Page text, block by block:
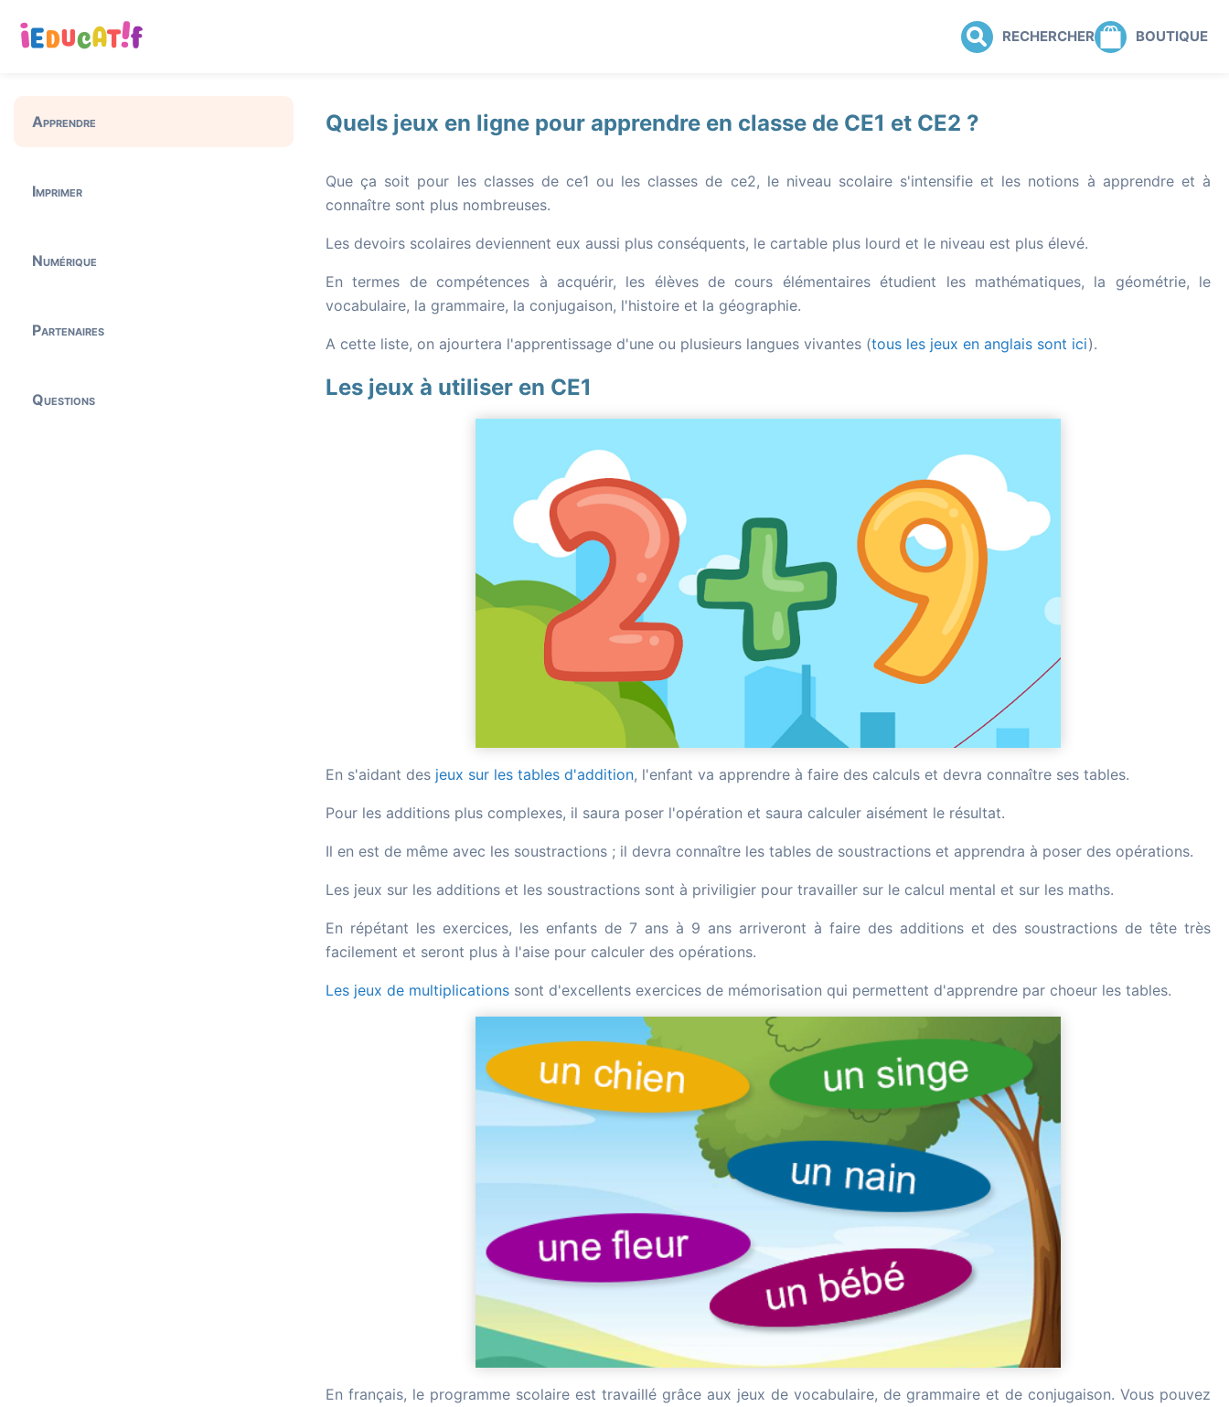
RECHERCHER BOUTIQUE
Apprendre
Imprimer
Numérique
Partenaires
Questions
Quels jeux en ligne pour apprendre en classe de CE1 et CE2 ?
Que ça soit pour les classes de ce1 ou les classes de ce2, le niveau scolaire s'intensifie et les notions à apprendre et à
connaître sont plus nombreuses.
Les devoirs scolaires deviennent eux aussi plus conséquents, le cartable plus lourd et le niveau est plus élevé.
En termes de compétences à acquérir, les élèves de cours élémentaires étudient les mathématiques, la géométrie, le
vocabulaire, la grammaire, la conjugaison, l'histoire et la géographie.
A cette liste, on ajourtera l'apprentissage d'une ou plusieurs langues vivantes (tous les jeux en anglais sont ici).
Les jeux à utiliser en CE1
En s'aidant des jeux sur les tables d'addition, l'enfant va apprendre à faire des calculs et devra connaître ses tables.
Pour les additions plus complexes, il saura poser l'opération et saura calculer aisément le résultat.
Il en est de même avec les soustractions ; il devra connaître les tables de soustractions et apprendra à poser des opérations.
Les jeux sur les additions et les soustractions sont à priviligier pour travailler sur le calcul mental et sur les maths.
En répétant les exercices, les enfants de 7 ans à 9 ans arriveront à faire des additions et des soustractions de tête très
facilement et seront plus à l'aise pour calculer des opérations.
Les jeux de multiplications sont d'excellents exercices de mémorisation qui permettent d'apprendre par choeur les tables.
En français, le programme scolaire est travaillé grâce aux jeux de vocabulaire, de grammaire et de conjugaison. Vous pouvez